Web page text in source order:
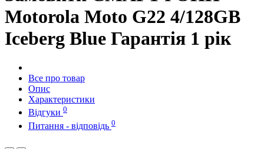
Motorola Moto G22 4/128GB
Iceberg Blue Гарантія 1 рік
Все про товар
Опис
Характеристики
Відгуки 0
Питання - відповідь 0